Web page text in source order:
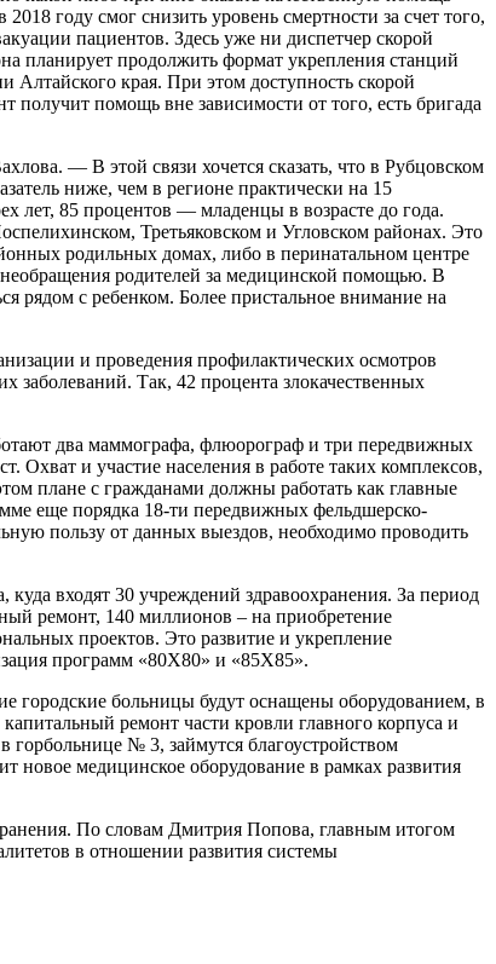
году смог снизить уровень смертности за счет того,
пациентов. Здесь уже ни диспетчер скорой
планирует продолжить формат укрепления станций
Алтайского края. При этом доступность скорой
получит помощь вне зависимости от того, есть бригада
— В этой связи хочется сказать, что в Рубцовском
ниже, чем в регионе практически на 15
лет, 85 процентов — младенцы в возрасте до года.
Третьяковском и Угловском районах. Это
родильных домах, либо в перинатальном центре
родителей за медицинской помощью. В
рядом с ребенком. Более пристальное внимание на
и проведения профилактических осмотров
заболеваний. Так, 42 процента злокачественных
два маммографа, флюорограф и три передвижных
и участие населения в работе таких комплексов,
плане с гражданами должны работать как главные
еще порядка 18-ти передвижных фельдшерско-
пользу от данных выездов, необходимо проводить
входят 30 учреждений здравоохранения. За период
ремонт, 140 миллионов – на приобретение
проектов. Это развитие и укрепление
программ «80Х80» и «85Х85».
городские больницы будут оснащены оборудованием, в
ремонт части кровли главного корпуса и
№ 3, займутся благоустройством
новое медицинское оборудование в рамках развития
По словам Дмитрия Попова, главным итогом
в отношении развития системы